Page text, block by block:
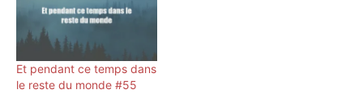
Et pendant ce temps dans
le reste du monde #55